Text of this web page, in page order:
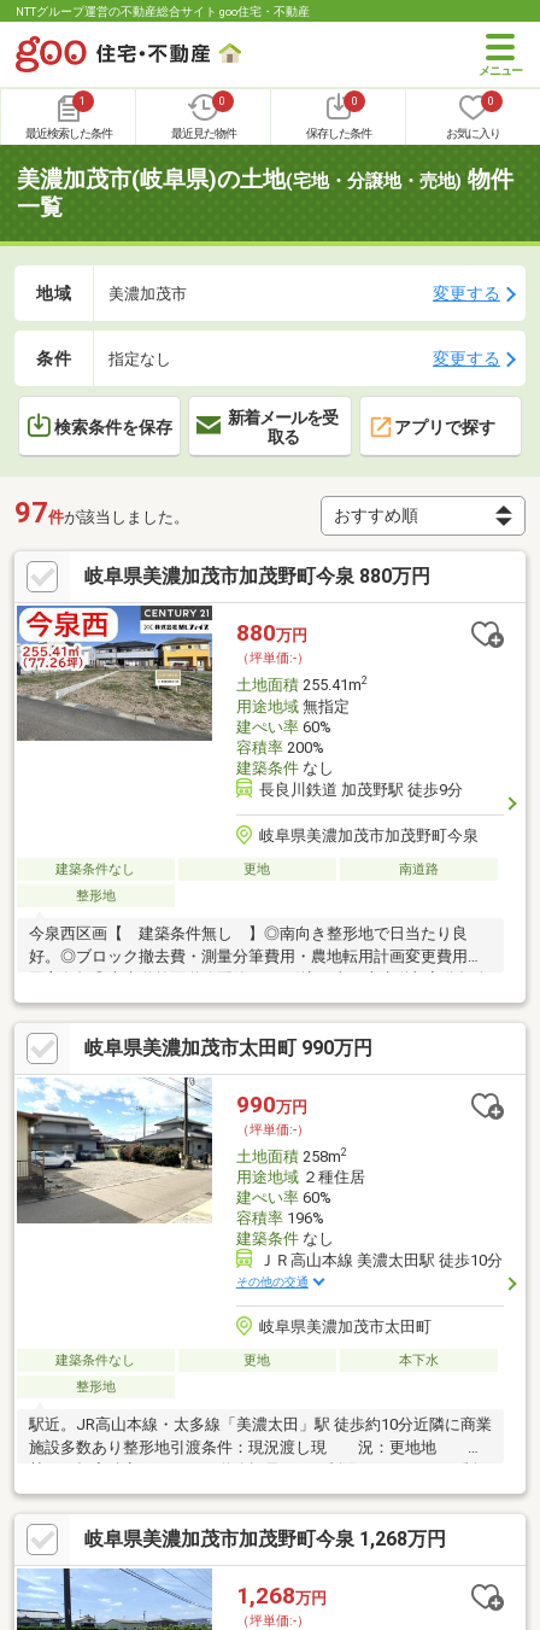
NTTグループ運営の不動産総合サイト goo住宅・不動産
1
最近検索した条件
0
最近見た物件
0
保存した条件
0
お気に入り
美濃加茂市(岐阜県)の土地(宅地・分譲地・売地) 物件
一覧
地域 美濃加茂市 変更する
条件 指定なし 変更する
検索条件を保存
新着メールを受
取る
アプリで探す
97件が該当しました。
岐阜県美濃加茂市加茂野町今泉 880万円
880万円
（坪単価:-）
土地面積255.41m2
用途地域無指定
建ぺい率60%
容積率200%
建築条件なし
長良川鉄道 加茂野駅 徒歩9分
岐阜県美濃加茂市加茂野町今泉
建築条件なし 更地
南道路
整形地
今泉西区画【 建築条件無し 】◎南向き整形地で日当たり良
好。◎ブロック撤去費・測量分筆費用・農地転用計画変更費用は
買主負担◎上水道前面道路配管あり/引込工事・上水道加入分担金
は買主負担◎下水道区域外のため下水道引込不可、買主負担で浄
化槽工事が必要◎美濃加茂市の浄化槽補助金対象地域
岐阜県美濃加茂市太田町 990万円
990万円
（坪単価:-）
土地面積258m2
用途地域２種住居
建ぺい率60%
容積率196%
建築条件なし
ＪＲ高山本線 美濃太田駅 徒歩10分
その他の交通
岐阜県美濃加茂市太田町
建築条件なし 更地
本下水
整形地
駅近。JR高山本線・太多線「美濃太田」駅 徒歩約10分近隣に商業
施設多数あり整形地引渡条件：現況渡し現 況：更地地
限を受けます（都市計画の容積率：200％）
岐阜県美濃加茂市加茂野町今泉 1,268万円
1,268万円
（坪単価:-）